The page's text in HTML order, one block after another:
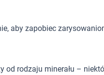
aby zapobiec
rodzaju minerału –